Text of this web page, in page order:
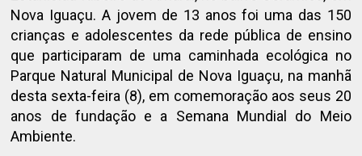
Nova Iguaçu. A jovem de 13 anos foi uma das 150
crianças e adolescentes da rede pública de ensino
que participaram de uma caminhada ecológica no
Parque Natural Municipal de Nova Iguaçu, na manhã
desta sexta-feira (8), em comemoração aos seus 20
anos de fundação e a Semana Mundial do Meio
Ambiente.